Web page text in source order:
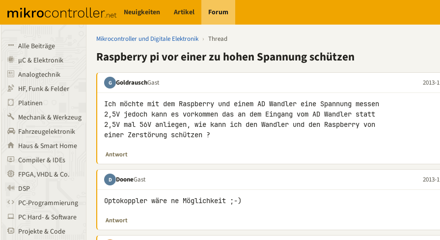
Neuigkeiten Artikel Forum
Alle Beiträge
µC & Elektronik
Analogtechnik
HF, Funk & Felder
Platinen
Mechanik & Werkzeug
Fahrzeugelektronik
Haus & Smart Home
Compiler & IDEs
FPGA, VHDL & Co.
DSP
PC-Programmierung
PC Hard- & Software
Projekte & Code
Mikrocontroller und Digitale Elektronik › Thread
Raspberry pi vor einer zu hohen Spannung schützen
G GoldrauschGast 2013-
Ich möchte mit dem Raspberry und einem AD Wandler eine Spannung messen
2,5V jedoch kann es vorkommen das an dem Eingang vom AD Wandler statt
2,5V mal 56V anliegen, wie kann ich den Wandler und den Raspberry von
einer Zerstörung schützen ?
Antwort
D DooneGast 2013-
Optokoppler wäre ne Möglichkeit ;-)
Antwort